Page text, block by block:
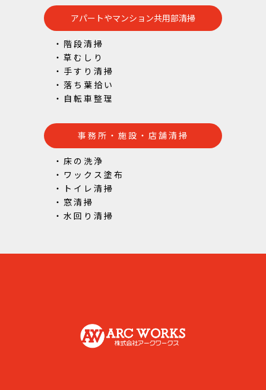
アパートやマンション共用部清掃
・階段清掃
・草むしり
・手すり清掃
・落ち葉拾い
・自転車整理
事務所・施設・店舗清掃
・床の洗浄
・ワックス塗布
・トイレ清掃
・窓清掃
・水回り清掃